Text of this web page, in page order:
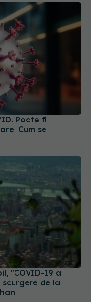
Poate fi
Cum se
"COVID-19 a
de la